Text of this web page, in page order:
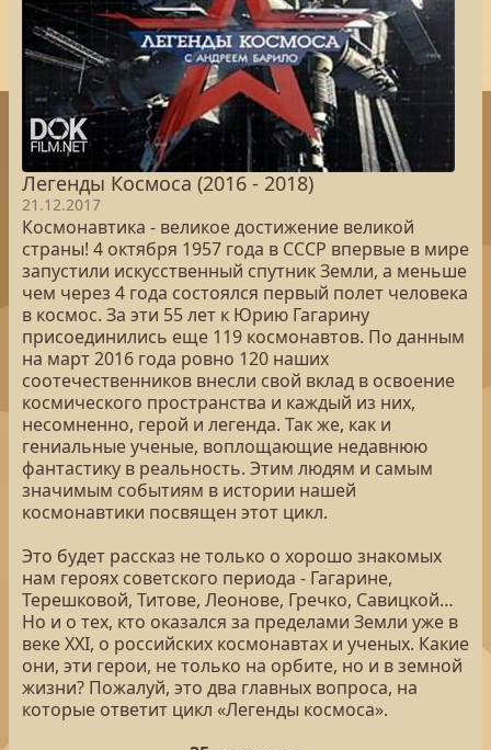
Легенды Космоса (2016 - 2018)
21.12.2017
Космонавтика - великое достижение великой
страны! 4 октября 1957 года в СССР впервые в мире
запустили искусственный спутник Земли, а меньше
чем через 4 года состоялся первый полет человека
в космос. За эти 55 лет к Юрию Гагарину
присоединились еще 119 космонавтов. По данным
на март 2016 года ровно 120 наших
соотечественников внесли свой вклад в освоение
космического пространства и каждый из них,
несомненно, герой и легенда. Так же, как и
гениальные ученые, воплощающие недавнюю
фантастику в реальность. Этим людям и самым
значимым событиям в истории нашей
космонавтики посвящен этот цикл.
Это будет рассказ не только о хорошо знакомых
нам героях советского периода - Гагарине,
Терешковой, Титове, Леонове, Гречко, Савицкой…
Но и о тех, кто оказался за пределами Земли уже в
веке XXI, о российских космонавтах и ученых. Какие
они, эти герои, не только на орбите, но и в земной
жизни? Пожалуй, это два главных вопроса, на
которые ответит цикл «Легенды космоса».